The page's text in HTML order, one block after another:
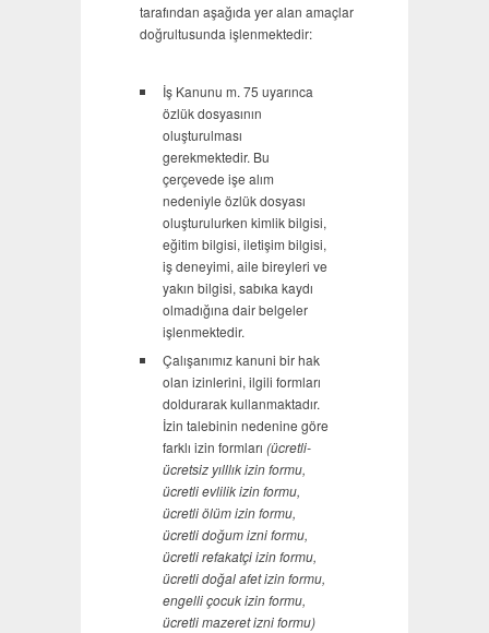
tarafından aşağıda yer alan amaçlar
doğrultusunda işlenmektedir:
İş Kanunu m. 75 uyarınca
özlük dosyasının
oluşturulması
gerekmektedir. Bu
çerçevede işe alım
nedeniyle özlük dosyası
oluşturulurken kimlik bilgisi,
eğitim bilgisi, iletişim bilgisi,
iş deneyimi, aile bireyleri ve
yakın bilgisi, sabıka kaydı
olmadığına dair belgeler
işlenmektedir.
Çalışanımız kanuni bir hak
olan izinlerini, ilgili formları
doldurarak kullanmaktadır.
İzin talebinin nedenine göre
farklı izin formları (ücretli-
ücretsiz yılllık izin formu,
ücretli evlilik izin formu,
ücretli ölüm izin formu,
ücretli doğum izni formu,
ücretli refakatçi izin formu,
ücretli doğal afet izin formu,
engelli çocuk izin formu,
ücretli mazeret izni formu)